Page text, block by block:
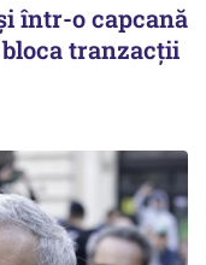
într-o capcană
bloca tranzacții